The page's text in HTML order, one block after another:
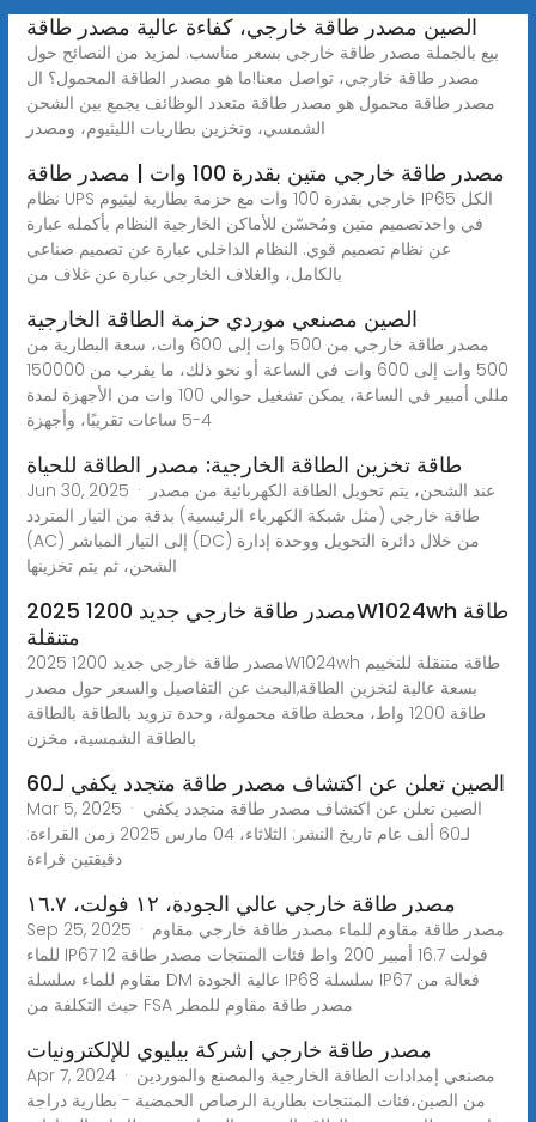
الصين مصدر طاقة خارجي، كفاءة عالية مصدر طاقة
بيع بالجملة مصدر طاقة خارجي بسعر مناسب. لمزيد من النصائح حول
مصدر طاقة خارجي، تواصل معنا!ما هو مصدر الطاقة المحمول؟ ال
مصدر طاقة محمول هو مصدر طاقة متعدد الوظائف يجمع بين الشحن
الشمسي، وتخزين بطاريات الليثيوم، ومصدر
مصدر طاقة خارجي متين بقدرة 100 وات | مصدر طاقة
نظام UPS خارجي بقدرة 100 وات مع حزمة بطارية ليثيوم IP65 الكل
في واحدتصميم متين ومُحسّن للأماكن الخارجية النظام بأكمله عبارة
عن نظام تصميم قوي. النظام الداخلي عبارة عن تصميم صناعي
بالكامل، والغلاف الخارجي عبارة عن غلاف من
الصين مصنعي موردي حزمة الطاقة الخارجية
مصدر طاقة خارجي من 500 وات إلى 600 وات، سعة البطارية من
500 وات إلى 600 وات في الساعة أو نحو ذلك، ما يقرب من 150000
مللي أمبير في الساعة، يمكن تشغيل حوالي 100 وات من الأجهزة لمدة
4-5 ساعات تقريبًا، وأجهزة
طاقة تخزين الطاقة الخارجية: مصدر الطاقة للحياة
Jun 30, 2025 · عند الشحن، يتم تحويل الطاقة الكهربائية من مصدر
طاقة خارجي (مثل شبكة الكهرباء الرئيسية) بدقة من التيار المتردد
(AC) إلى التيار المباشر (DC) من خلال دائرة التحويل ووحدة إدارة
الشحن، ثم يتم تخزينها
2025 مصدر طاقة خارجي جديد 1200W1024wh طاقة
متنقلة
2025 مصدر طاقة خارجي جديد 1200W1024wh طاقة متنقلة للتخييم
بسعة عالية لتخزين الطاقة,البحث عن التفاصيل والسعر حول مصدر
طاقة 1200 واط، محطة طاقة محمولة، وحدة تزويد بالطاقة بالطاقة
بالطاقة الشمسية، مخزن
الصين تعلن عن اكتشاف مصدر طاقة متجدد يكفي لـ60
Mar 5, 2025 · الصين تعلن عن اكتشاف مصدر طاقة متجدد يكفي
لـ60 ألف عام تاريخ النشر: الثلاثاء، 04 مارس 2025 زمن القراءة:
دقيقتين قراءة
مصدر طاقة خارجي عالي الجودة، ١٢ فولت، ١٦.٧
Sep 25, 2025 · مصدر طاقة مقاوم للماء مصدر طاقة خارجي مقاوم
للماء IP67 12 فولت 16.7 أمبير 200 واط فئات المنتجات مصدر طاقة
مقاوم للماء سلسلة DM عالية الجودة IP68 سلسلة IP67 فعالة من
حيث التكلفة من FSA مصدر طاقة مقاوم للمطر
مصدر طاقة خارجي |شركة بيليوي للإلكترونيات
Apr 7, 2024 · مصنعي إمدادات الطاقة الخارجية والمصنع والموردين
من الصين،فئات المنتجات بطارية الرصاص الحمضية - بطارية دراجة